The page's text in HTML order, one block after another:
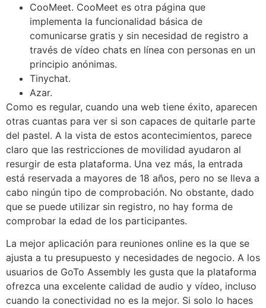
CooMeet. CooMeet es otra página que
implementa la funcionalidad básica de
comunicarse gratis y sin necesidad de registro a
través de vídeo chats en línea con personas en un
principio anónimas.
Tinychat.
Azar.
Como es regular, cuando una web tiene éxito, aparecen
otras cuantas para ver si son capaces de quitarle parte
del pastel. A la vista de estos acontecimientos, parece
claro que las restricciones de movilidad ayudaron al
resurgir de esta plataforma. Una vez más, la entrada
está reservada a mayores de 18 años, pero no se lleva a
cabo ningún tipo de comprobación. No obstante, dado
que se puede utilizar sin registro, no hay forma de
comprobar la edad de los participantes.
La mejor aplicación para reuniones online es la que se
ajusta a tu presupuesto y necesidades de negocio. A los
usuarios de GoTo Assembly les gusta que la plataforma
ofrezca una excelente calidad de audio y vídeo, incluso
cuando la conectividad no es la mejor. Si solo lo haces